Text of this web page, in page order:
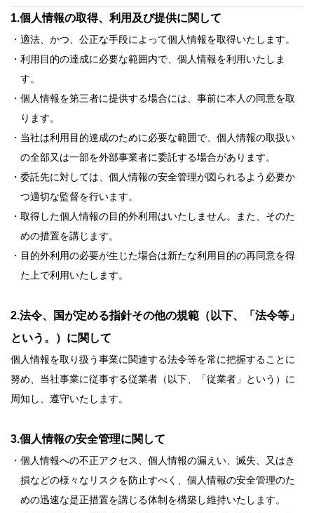
1.個人情報の取得、利用及び提供に関して
・適法、かつ、公正な手段によって個人情報を取得いたします。
・利用目的の達成に必要な範囲内で、個人情報を利用いたしま
す。
・個人情報を第三者に提供する場合には、事前に本人の同意を取
ります。
・当社は利用目的達成のために必要な範囲で、個人情報の取扱い
の全部又は一部を外部事業者に委託する場合があります。
・委託先に対しては、個人情報の安全管理が図られるよう必要か
つ適切な監督を行います。
・取得した個人情報の目的外利用はいたしません。また、そのた
めの措置を講じます。
・目的外利用の必要が生じた場合は新たな利用目的の再同意を得
た上で利用いたします。
2.法令、国が定める指針その他の規範（以下、「法令等」
という。）に関して
個人情報を取り扱う事業に関連する法令等を常に把握することに
努め、当社事業に従事する従業者（以下、「従業者」という）に
周知し、遵守いたします。
3.個人情報の安全管理に関して
・個人情報への不正アクセス、個人情報の漏えい、滅失、又はき
損などの様々なリスクを防止すべく、個人情報の安全管理のた
めの迅速な是正措置を講じる体制を構築し維持いたします。